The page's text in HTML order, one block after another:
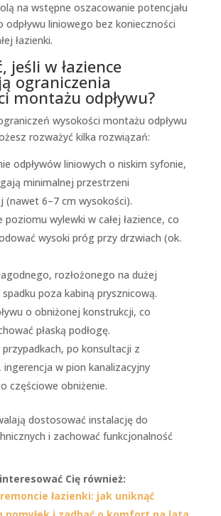
na wstępne oszacowanie potencjału
liniowego bez konieczności
łazienki.
jeśli w łazience
ograniczenia
montażu odpływu?
wysokości montażu odpływu
rozważyć kilka rozwiązań:
odpływów liniowych o niskim syfonie,
minimalnej przestrzeni
(nawet 6–7 cm wysokości).
poziomu wylewki w całej łazience, co
wysoki próg przy drzwiach (ok.
rozłożonego na dużej
poza kabiną prysznicową.
o obniżonej konstrukcji, co
płaską podłogę.
przypadkach, po konsultacji z
w pion kanalizacyjny
częściowe obniżenie.
dostosować instalację do
i zachować funkcjonalność
Cię również:
remoncie łazienki: jak uniknąć